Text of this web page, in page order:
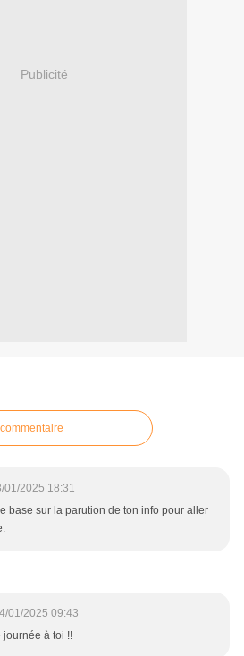
Publicité
01/2025 18:31
base sur la parution de ton info pour aller
01/2025 09:43
journée à toi !!